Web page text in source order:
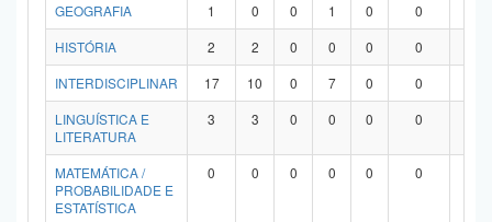
GEOGRAFIA
1 0 0 1 0 0
HISTÓRIA
2 2 0 0 0 0
INTERDISCIPLINAR
17 10 0 7 0 0
LINGUÍSTICA E
LITERATURA
3 3 0 0 0 0
MATEMÁTICA /
PROBABILIDADE E
ESTATÍSTICA
0 0 0 0 0 0